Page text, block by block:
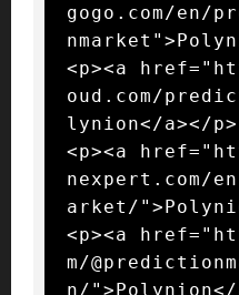
gogo.com/
<p><a
oud.com/
lynion</a></p>
<p><a
nexpert.com/
arket/
<p><a
m/
n/">Polynion</